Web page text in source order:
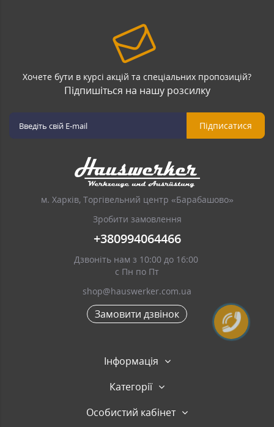
Хочете бути в курсі акцій та спеціальних пропозицій?
Підпишіться на нашу розсилку
Підписатися
м. Харків, Торгівельний центр «Барабашово»
Зробити замовлення
+380994064466
Дзвоніть нам з 10:00 до 16:00
с Пн по Пт
shop@hauswerker.com.ua
Замовити дзвінок
Інформація
Категорії
Особистий кабінет